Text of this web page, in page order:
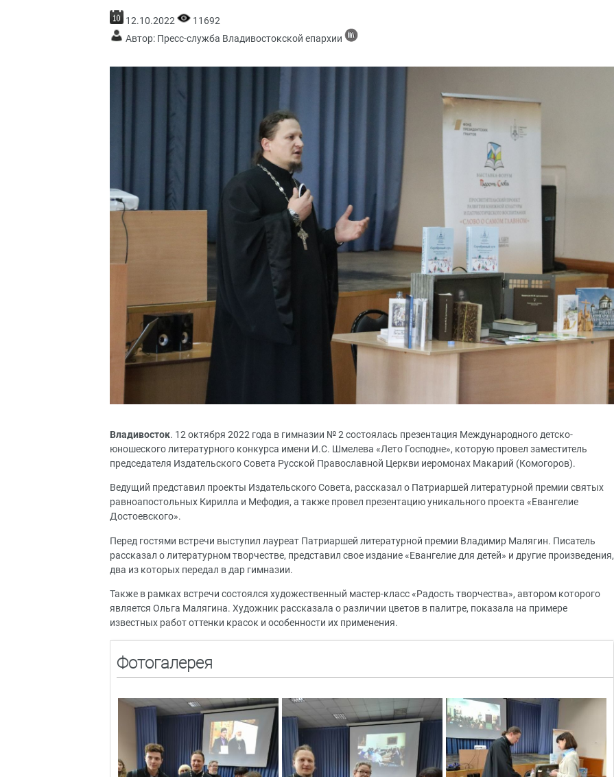
12.10.2022
11692
Автор: Пресс-служба Владивостокской епархии
Владивосток. 12 октября 2022 года в гимназии № 2 состоялась презентация Международного детско-
юношеского литературного конкурса имени И.С. Шмелева «Лето Господне», которую провел заместитель
председателя Издательского Совета Русской Православной Церкви иеромонах Макарий (Комогоров).
Ведущий представил проекты Издательского Совета, рассказал о Патриаршей литературной премии святых
равноапостольных Кирилла и Мефодия, а также провел презентацию уникального проекта «Евангелие
Достоевского».
Перед гостями встречи выступил лауреат Патриаршей литературной премии Владимир Малягин. Писатель
рассказал о литературном творчестве, представил свое издание «Евангелие для детей» и другие произведения,
два из которых передал в дар гимназии.
Также в рамках встречи состоялся художественный мастер-класс «Радость творчества», автором которого
является Ольга Малягина. Художник рассказала о различии цветов в палитре, показала на примере
известных работ оттенки красок и особенности их применения.
Фотогалерея